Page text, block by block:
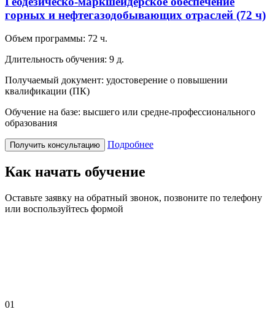
горных и нефтегазодобывающих отраслей (72 ч)
Объем программы: 72 ч.
Длительность обучения: 9 д.
Получаемый документ: удостоверение о повышении
квалификации (ПК)
Обучение на базе: высшего или средне-профессионального
образования
Получить консультацию Подробнее
Как начать обучение
Оставьте заявку на обратный звонок, позвоните по телефону
или воспользуйтесь формой
01